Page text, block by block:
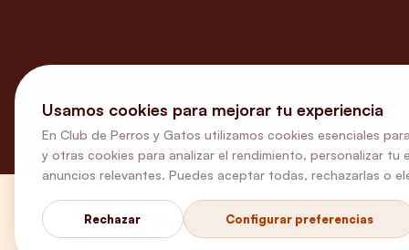
¿Necesitas ayuda?
Usamos cookies para mejorar tu experiencia
En Club de Perros y Gatos utilizamos cookies esenciales
y otras cookies para analizar el rendimiento, personalizar tu
anuncios relevantes. Puedes aceptar todas, rechazarlas o
Rechazar Configurar preferencias